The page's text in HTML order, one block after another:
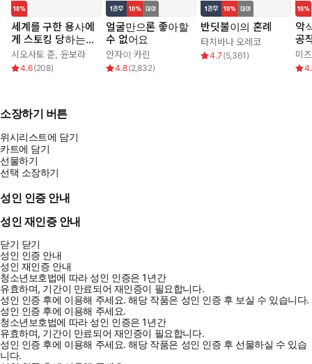
◈디지털 한정 컬러 일러스트 수록◈
세계를 구한 용사에
게 스토킹 당하는
시골 소녀 이야기
시오사토 준 윤보라
4.6(208)
얼굴만으론 좋아할
수 없어요
안자이 카린
4.8(2,832)
반딧불이의 혼례
타치바나 오레코
4.7 (5,361 )
악
공
가
다
미
소장하기 버튼
위시리스트에 담기
카트에 담기
선물하기
선택 소장하기
성인 인증 안내
성인 재인증 안내
닫기 닫기
성인 인증 안내
성인 재인증 안내
청소년보호법에 따라 성인 인증은 1년간
유효하며, 기간이 만료되어 재인증이 필요합니다.
성인 인증 후에 이용해 주세요.해당 작품은 성인 인증 후 보실 수 있습니다.
성인 인증 후에 이용해 주세요.
청소년보호법에 따라 성인 인증은 1년간
유효하며, 기간이 만료되어 재인증이 필요합니다.
성인 인증 후에 이용해 주세요.해당 작품은 성인 인증 후 선물하실 수 있습
니다.